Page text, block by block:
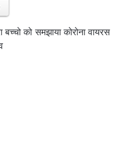
बच्चो को समझाया कोरोना वायरस